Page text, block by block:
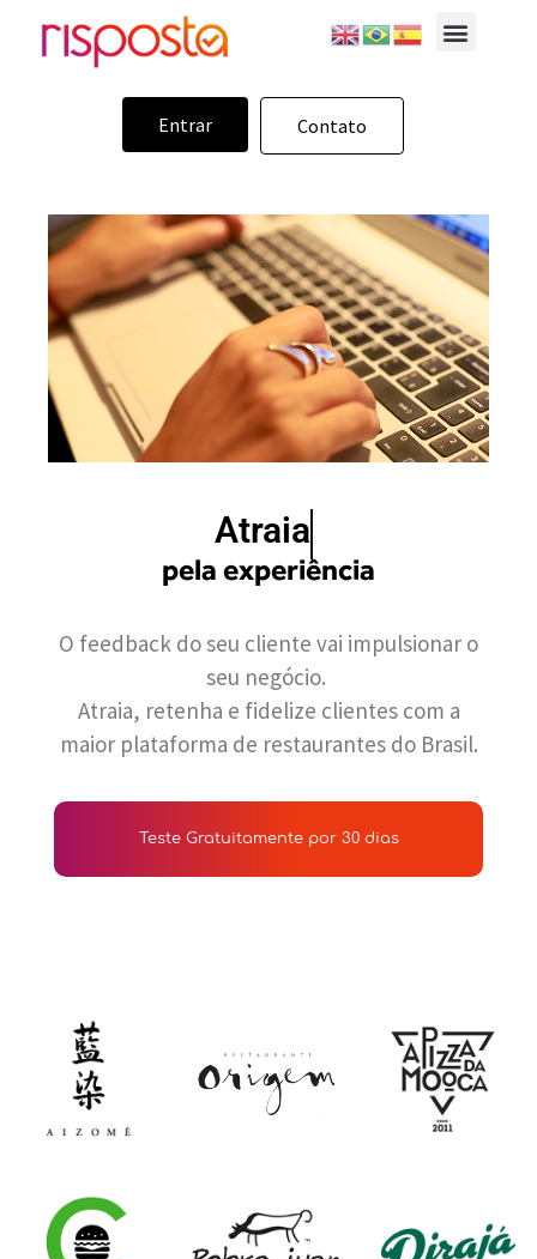
Entrar Contato
Atraia
pela experiência
O feedback do seu cliente vai impulsionar o
seu negócio.
Atraia, retenha e fidelize clientes com a
maior plataforma de restaurantes do Brasil.
Teste Gratuitamente por 30 dias